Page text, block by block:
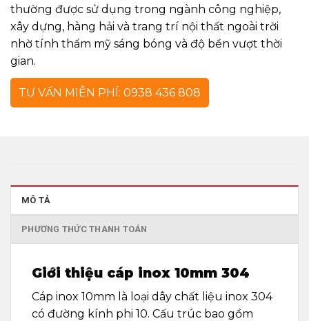
thường được sử dụng trong ngành công nghiệp,
xây dựng, hàng hải và trang trí nội thất ngoài trời
nhờ tính thẩm mỹ sáng bóng và độ bền vượt thời
gian.
TƯ VẤN MIỄN PHÍ: 0938 436 808
MÔ TẢ
PHƯƠNG THỨC THANH TOÁN
Giới thiệu cáp inox 10mm 304
Cáp inox 10mm là loại dây chất liệu inox 304
có đường kính phi 10. Cấu trúc bao gồm